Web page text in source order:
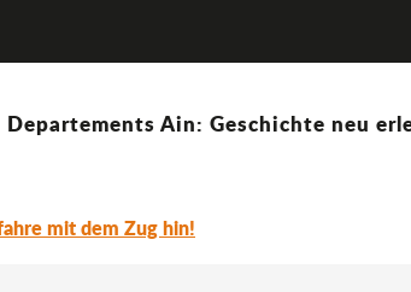
Ain: Geschichte neu
de côte moto – Championnat de France de la
de France de la
mit dem Zug hin!